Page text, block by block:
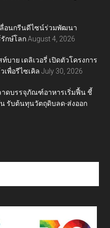
ลื่อนกรีนดีไซน์ร่วมพัฒนา
กษ์โลก August 4, 2026
บาย เดลิเวอรี่ เปิดตัวโครงการ
พื่อรีไซเคิล July 30, 2026
าดบรรจุภัณฑ์อาหารเริ่มฟื้น ชี้
รับต้นทุนวัตถุดิบลด-ส่งออก